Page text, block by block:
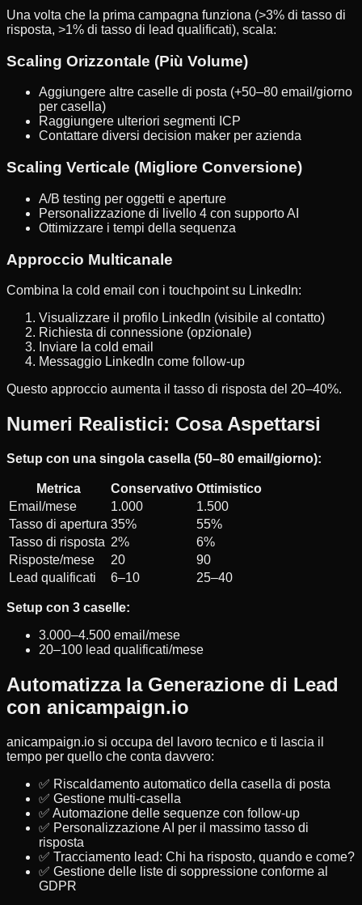
Una volta che la prima campagna funziona (>3% di tasso di
risposta, >1% di tasso di lead qualificati), scala:
Scaling Orizzontale (Più Volume)
Aggiungere altre caselle di posta (+50–80 email/giorno
per casella)
Raggiungere ulteriori segmenti ICP
Contattare diversi decision maker per azienda
Scaling Verticale (Migliore Conversione)
A/B testing per oggetti e aperture
Personalizzazione di livello 4 con supporto AI
Ottimizzare i tempi della sequenza
Approccio Multicanale
Combina la cold email con i touchpoint su LinkedIn:
Visualizzare il profilo LinkedIn (visibile al contatto)
Richiesta di connessione (opzionale)
Inviare la cold email
Messaggio LinkedIn come follow-up
Questo approccio aumenta il tasso di risposta del 20–40%.
Numeri Realistici: Cosa Aspettarsi
Setup con una singola casella (50–80 email/giorno):
Metrica Conservativo Ottimistico
Email/mese
1.000
1.500
Tasso di apertura 35%
55%
Tasso di risposta 2%
6%
Risposte/mese
20
90
Lead qualificati
6–10 25–40
Setup con 3 caselle:
3.000–4.500 email/mese
20–100 lead qualificati/mese
Automatizza la Generazione di Lead
con anicampaign.io
anicampaign.io si occupa del lavoro tecnico e ti lascia il
tempo per quello che conta davvero:
✅ Riscaldamento automatico della casella di posta
✅ Gestione multi-casella
✅ Automazione delle sequenze con follow-up
✅ Personalizzazione AI per il massimo tasso di
risposta
✅ Tracciamento lead: Chi ha risposto, quando e come?
✅ Gestione delle liste di soppressione conforme al
GDPR